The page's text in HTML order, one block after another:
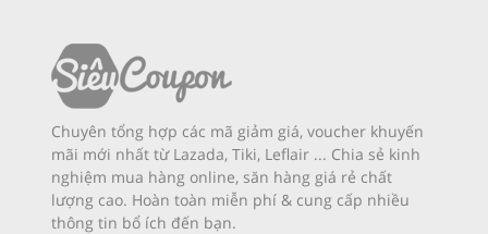
Chuyên tổng hợp các mã giảm giá, voucher khuyến
mãi mới nhất từ Lazada, Tiki, Leflair ... Chia sẻ kinh
nghiệm mua hàng online, săn hàng giá rẻ chất
lượng cao. Hoàn toàn miễn phí & cung cấp nhiều
thông tin bổ ích đến bạn.